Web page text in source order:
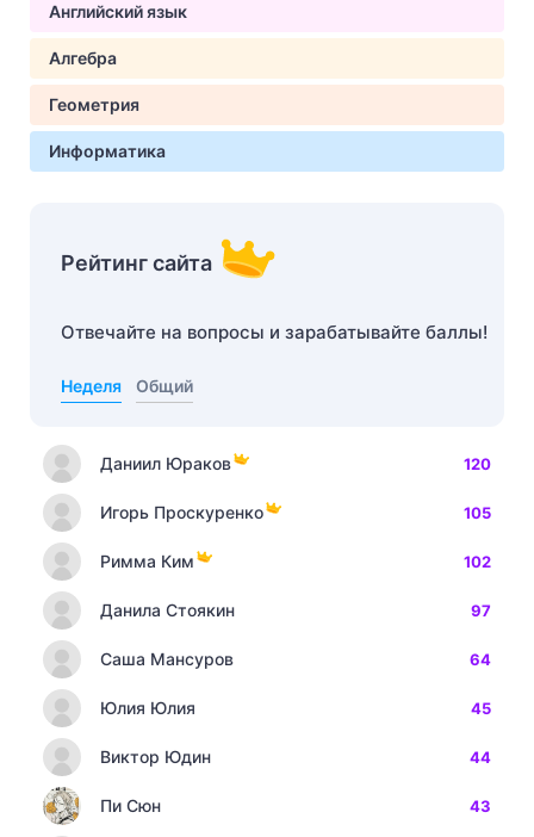
Английский язык
Алгебра
Геометрия
Информатика
Рейтинг сайта
Отвечайте на вопросы и зарабатывайте баллы!
Неделя Общий
Даниил Юраков 120
Игорь Проскуренко 105
Римма Ким 102
Данила Стоякин 97
Саша Мансуров 64
Юлия Юлия 45
Виктор Юдин 44
Пи Сюн 43